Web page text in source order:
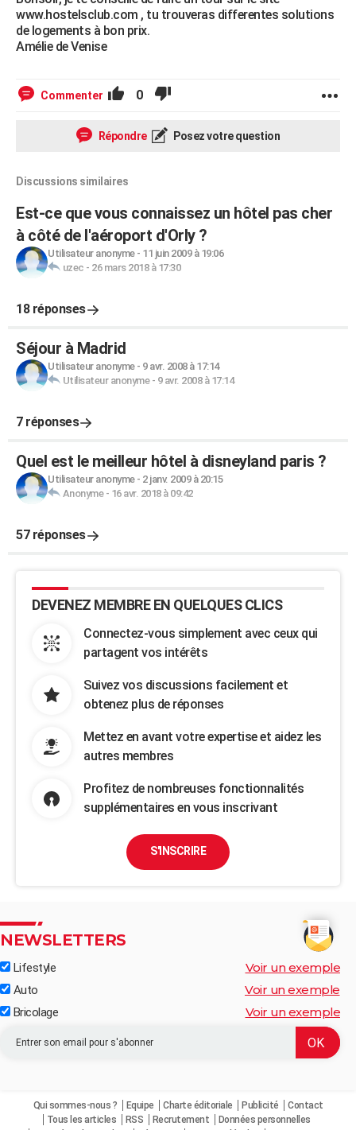
www.hostelsclub.com , tu trouveras differentes solutions
de logements à bon prix.
Amélie de Venise
Commenter 0
Répondre Posez votre question
Discussions similaires
Est-ce que vous connaissez un hôtel pas cher
à côté de l'aéroport d'Orly ?
Utilisateur anonyme- 11 juin 2009 à 19:06
uzec - 26 mars 2018 à 17:30
18 réponses
Séjour à Madrid
Utilisateur anonyme- 9 avr. 2008 à 17:14
Utilisateur anonyme- 9 avr. 2008 à 17:14
7 réponses
Quel est le meilleur hôtel à disneyland paris ?
Utilisateur anonyme- 2 janv. 2009 à 20:15
Anonyme- 16 avr. 2018 à 09:42
57 réponses
DEVENEZ MEMBRE EN QUELQUES CLICS
Connectez-vous simplement avec ceux qui
partagent vos intérêts
Suivez vos discussions facilement et
obtenez plus de réponses
Mettez en avant votre expertise et aidez les
autres membres
Profitez de nombreuses fonctionnalités
supplémentaires en vous inscrivant
S'INSCRIRE
NEWSLETTERS
Lifestyle Voir un exemple
Auto Voir un exemple
Bricolage Voir un exemple
Qui sommes-nous ? Equipe Charte éditoriale Publicité
Contact
Tous les articles
RSS Recrutement
Données personnelles